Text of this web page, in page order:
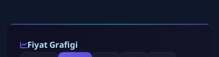
Fiyat Grafigi